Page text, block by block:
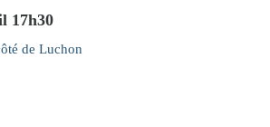
17h30
de Luchon